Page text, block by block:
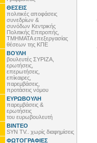
ΘΕΣΕΙΣ
πολιτικές αποφάσεις
συνεδρίων &
συνόδων Κεντρικής
Πολιτικής Επιτροπής,
ΤΜΗΜΑΤΑ επεξεργασίας
θέσεων της ΚΠΕ
ΒΟΥΛΗ
βουλευτές ΣΥΡΙΖΑ,
ερωτήσεις,
επερωτήσεις,
επίκαιρες,
παρεμβάσεις,
προτάσεις νόμου
ΕΥΡΩΒΟΥΛΗ
παρεμβάσεις &
ερωτήσεις
του ευρωβουλευτή
ΒΙΝΤΕΟ
SYN TV.. χωρίς διαφημίσεις
ΦΩΤΟΓΡΑΦΙΕΣ